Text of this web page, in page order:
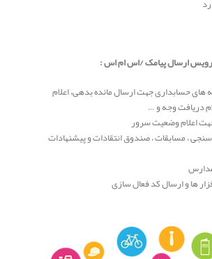
ارسال پیامک /اس ام اس :
های حسابداری جهت ارسال مانده بدهی، اعلام
دریافت وجه و …
اعلام وضعیت سرور
، مسابقات ، صندوق انتقادات و پیشنهادات
ها و ارسال کد فعال سازی